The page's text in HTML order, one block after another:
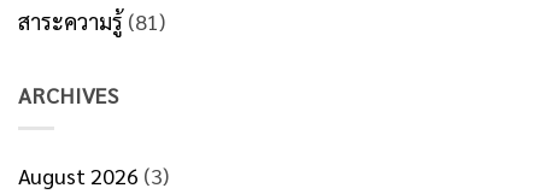
จ่าย
ภัณฑ์
เร็ว
80
สาระความรู้ (81)
ARCHIVES
August 2026 (3)